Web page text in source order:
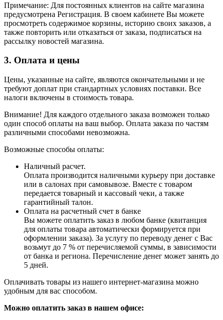
Примечание: Для постоянных клиентов на сайте магазина
предусмотрена Регистрация. В своем кабинете Вы можете
просмотреть содержимое корзины, историю своих заказов, а
также повторить или отказаться от заказа, подписаться на
рассылку новостей магазина.
3. Оплата и цены
Цены, указанные на сайте, являются окончательными и не
требуют доплат при стандартных условиях поставки. Все
налоги включены в стоимость товара.
Внимание! Для каждого отдельного заказа возможен только
один способ оплаты на ваш выбор. Оплата заказа по частям
различными способами невозможна.
Возможные способы оплаты:
Наличный расчет.
Оплата производится наличными курьеру при доставке
или в салонах при самовывозе. Вместе с товаром
передается товарный и кассовый чеки, а также
гарантийный талон.
Оплата на расчетный счет в банке
Вы можете оплатить заказ в любом банке (квитанция
для оплаты товара автоматически формируется при
оформлении заказа). За услугу по переводу денег с Вас
возьмут до 7 % от перечисляемой суммы, в зависимости
от банка и региона. Перечисление денег может занять до
5 дней.
Оплачивать товары из нашего интернет-магазина можно
удобным для вас способом.
Можно оплатить заказ в нашем офисе: